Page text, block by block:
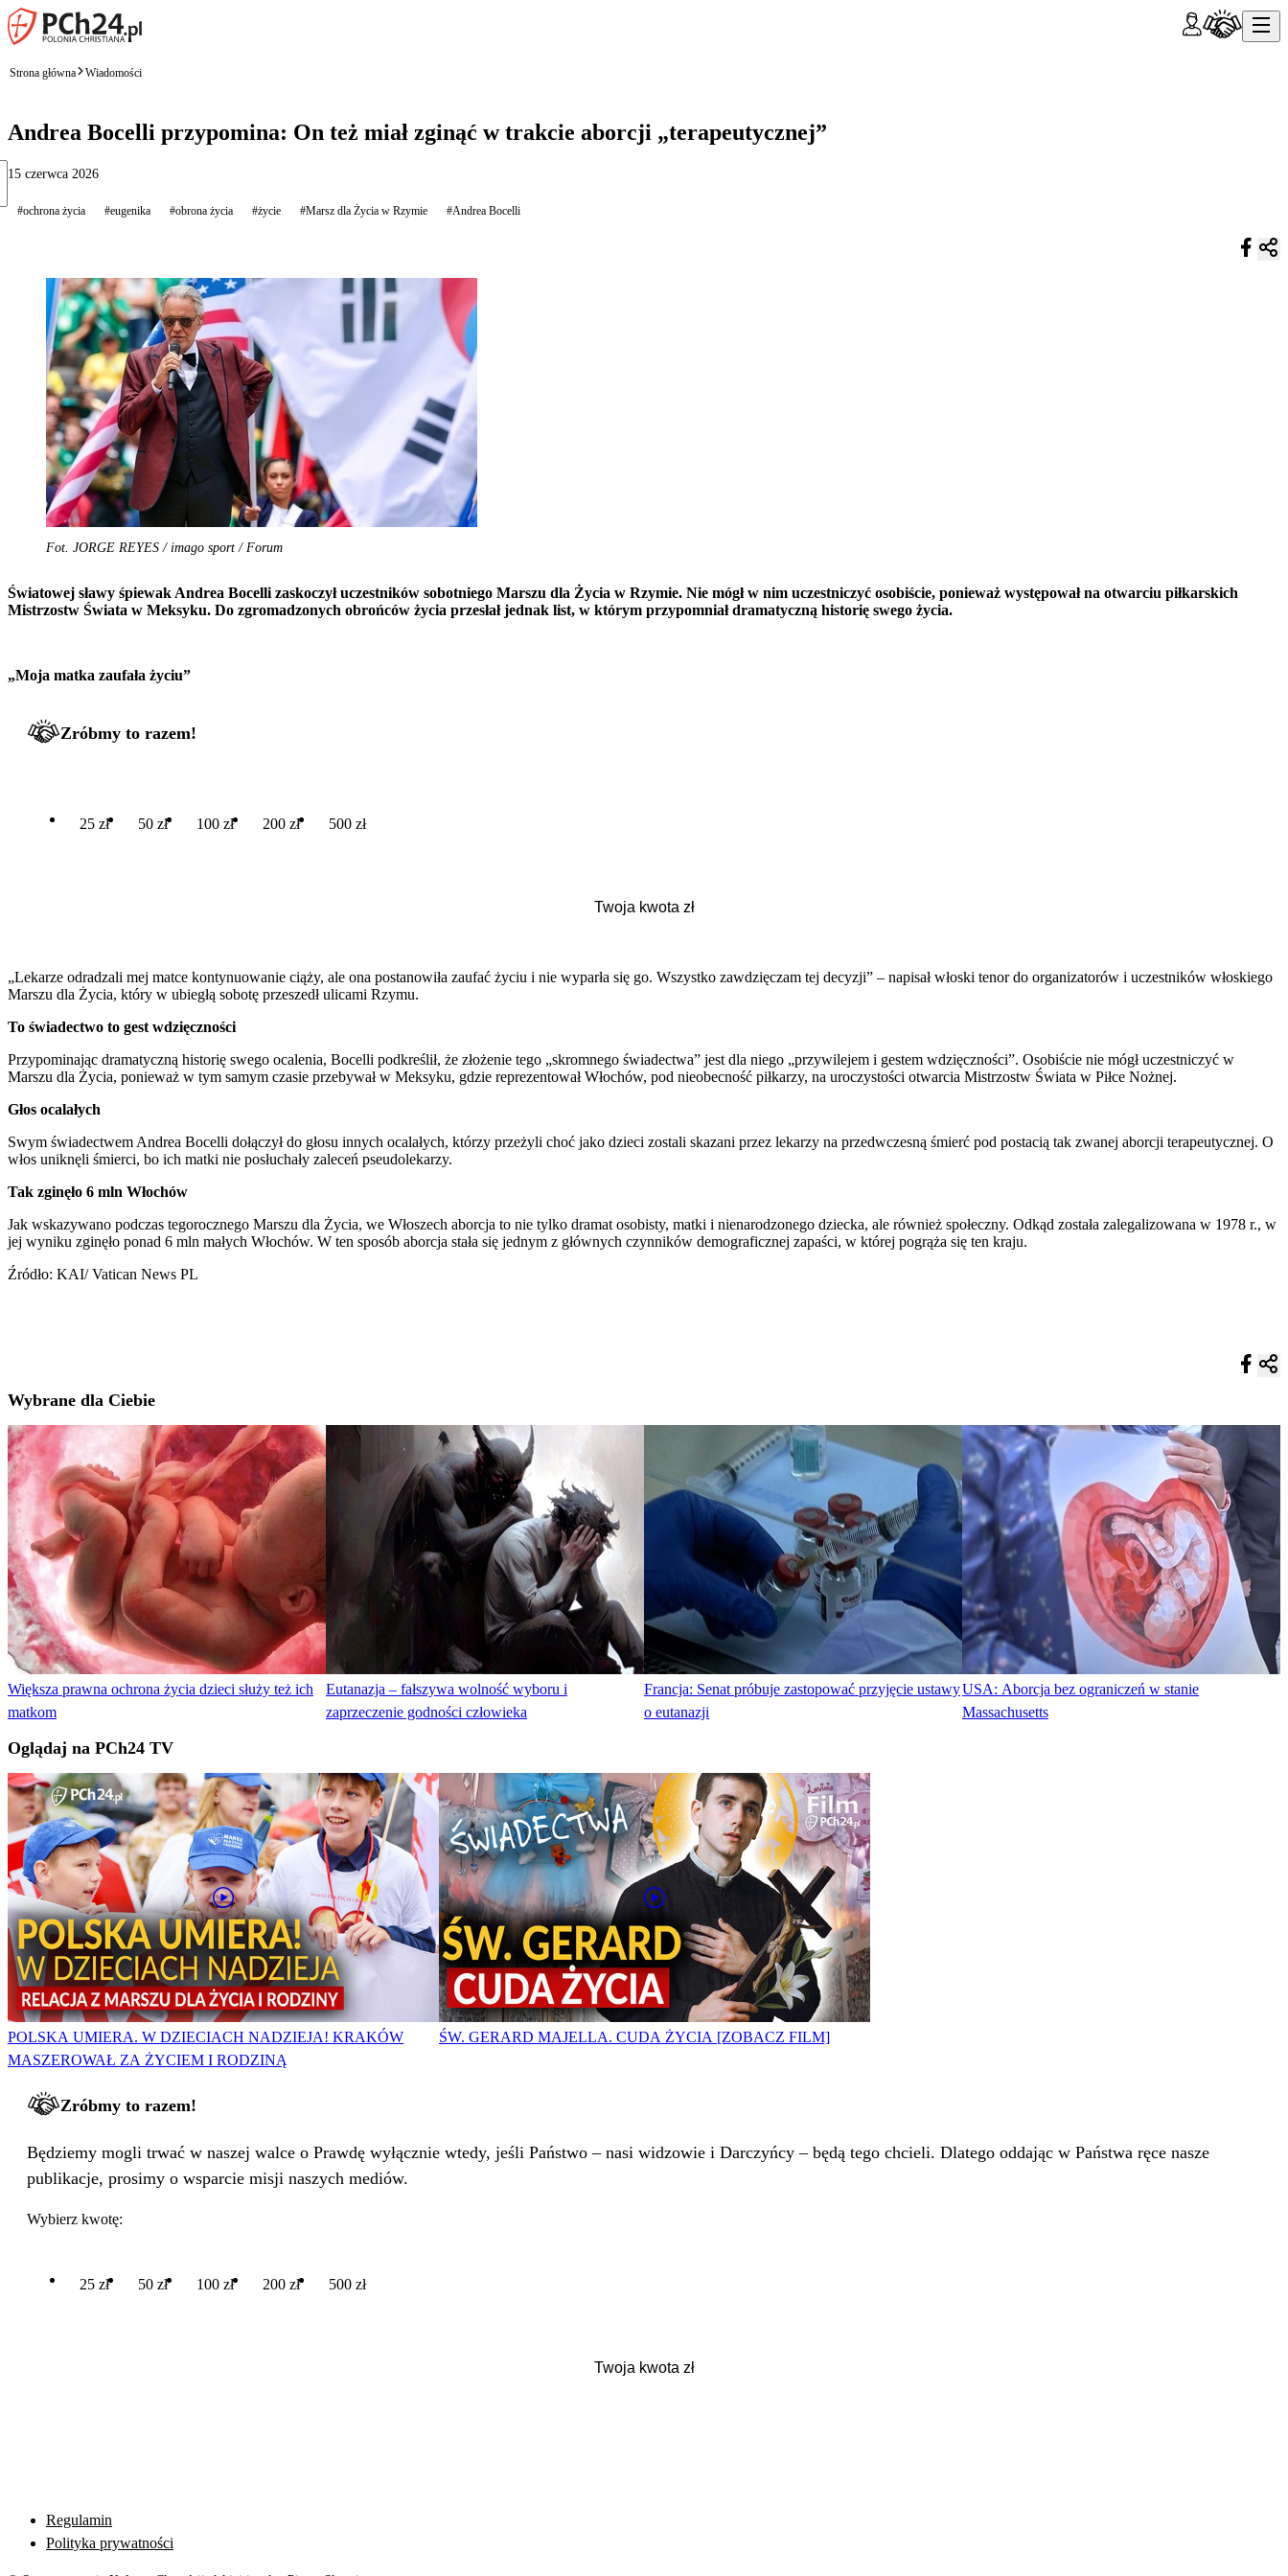
Strona główna Wiadomości
Andrea Bocelli przypomina: On też miał zginąć w trakcie aborcji „terapeutycznej”
15 czerwca 2026
#ochrona życia #eugenika #obrona życia #życie #Marsz dla Życia w Rzymie #Andrea Bocelli
Fot. JORGE REYES / imago sport / Forum
Światowej sławy śpiewak Andrea Bocelli zaskoczył uczestników sobotniego Marszu dla Życia w Rzymie. Nie mógł w nim uczestniczyć osobiście, ponieważ występował na otwarciu piłkarskich
Mistrzostw Świata w Meksyku. Do zgromadzonych obrońców życia przesłał jednak list, w którym przypomniał dramatyczną historię swego życia.
„Moja matka zaufała życiu”
Zróbmy to razem!
25 zł 50 zł 100 zł 200 zł 500 zł
„Lekarze odradzali mej matce kontynuowanie ciąży, ale ona postanowiła zaufać życiu i nie wyparła się go. Wszystko zawdzięczam tej decyzji” – napisał włoski tenor do organizatorów i uczestników włoskiego
Marszu dla Życia, który w ubiegłą sobotę przeszedł ulicami Rzymu.
To świadectwo to gest wdzięczności
Przypominając dramatyczną historię swego ocalenia, Bocelli podkreślił, że złożenie tego „skromnego świadectwa” jest dla niego „przywilejem i gestem wdzięczności”. Osobiście nie mógł uczestniczyć w
Marszu dla Życia, ponieważ w tym samym czasie przebywał w Meksyku, gdzie reprezentował Włochów, pod nieobecność piłkarzy, na uroczystości otwarcia Mistrzostw Świata w Piłce Nożnej.
Głos ocalałych
Swym świadectwem Andrea Bocelli dołączył do głosu innych ocalałych, którzy przeżyli choć jako dzieci zostali skazani przez lekarzy na przedwczesną śmierć pod postacią tak zwanej aborcji terapeutycznej. O
włos uniknęli śmierci, bo ich matki nie posłuchały zaleceń pseudolekarzy.
Tak zginęło 6 mln Włochów
Jak wskazywano podczas tegorocznego Marszu dla Życia, we Włoszech aborcja to nie tylko dramat osobisty, matki i nienarodzonego dziecka, ale również społeczny. Odkąd została zalegalizowana w 1978 r., w
jej wyniku zginęło ponad 6 mln małych Włochów. W ten sposób aborcja stała się jednym z głównych czynników demograficznej zapaści, w której pogrąża się ten kraju.
Źródło: KAI/ Vatican News PL
Wybrane dla Ciebie
Większa prawna ochrona życia dzieci służy też ich
matkom
Eutanazja – fałszywa wolność wyboru i
zaprzeczenie godności człowieka
Francja: Senat próbuje zastopować przyjęcie ustawy
o eutanazji
USA: Aborcja bez ograniczeń w stanie
Massachusetts
Oglądaj na PCh24 TV
POLSKA UMIERA. W DZIECIACH NADZIEJA! KRAKÓW
MASZEROWAŁ ZA ŻYCIEM I RODZINĄ
ŚW. GERARD MAJELLA. CUDA ŻYCIA [ZOBACZ FILM]
Zróbmy to razem!
Będziemy mogli trwać w naszej walce o Prawdę wyłącznie wtedy, jeśli Państwo – nasi widzowie i Darczyńcy – będą tego chcieli. Dlatego oddając w Państwa ręce nasze
publikacje, prosimy o wsparcie misji naszych mediów.
Wybierz kwotę:
25 zł 50 zł 100 zł 200 zł 500 zł
Regulamin
Polityka prywatności